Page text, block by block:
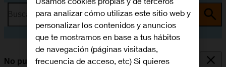
Busca por problema o tema
No puedo enviar ni recibir correo electrónico
para analizar cómo utilizas este sitio web y
personalizar los contenidos y anuncios
que te mostramos en base a tus hábitos
de navegación (páginas visitadas,
frecuencia de acceso, etc) Si quieres